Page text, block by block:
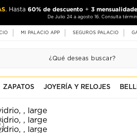
. Hasta 60% de descuento + 3
De Julio 24 a agosto 16. Consulta
MI PALACIO APP SEGUROS PALACIO
ZAPATOS JOYERÍA Y RELOJES